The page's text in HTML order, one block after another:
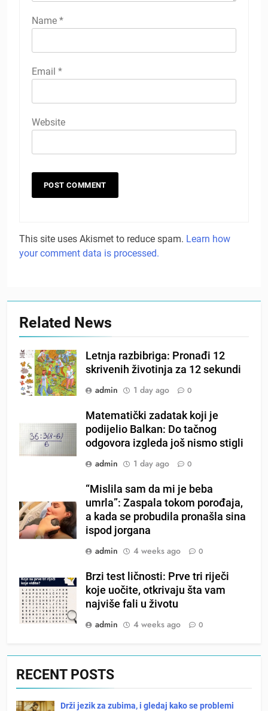
Name *
Email *
Website
This site uses Akismet to reduce spam. Learn how
your comment data is processed.
Related News
Letnja razbibriga: Pronađi 12
skrivenih životinja za 12 sekundi
admin
1 day ago 0
Matematički zadatak koji je
podijelio Balkan: Do tačnog
odgovora izgleda još nismo stigli
admin
1 day ago 0
“Mislila sam da mi je beba
umrla”: Zaspala tokom porođaja,
a kada se probudila pronašla sina
ispod jorgana
admin
4 weeks ago 0
Brzi test ličnosti: Prve tri riječi
koje uočite, otkrivaju šta vam
najviše fali u životu
admin
4 weeks ago 0
RECENT POSTS
Drži jezik za zubima, i gledaj kako se problemi